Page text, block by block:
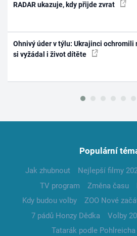
RADAR ukazuje, kdy přijde zvrat
Ohnivý úder v týlu: Ukrajinci ochromili
si vyžádal i život dítěte
Populární
Jak zhubnout Nejlepší filmy
TV program
Změna času
Kdy budou volby
ZOO Nové
7 pádů Honzy Dědka
Volby
Tatarák podle Pohlreicha